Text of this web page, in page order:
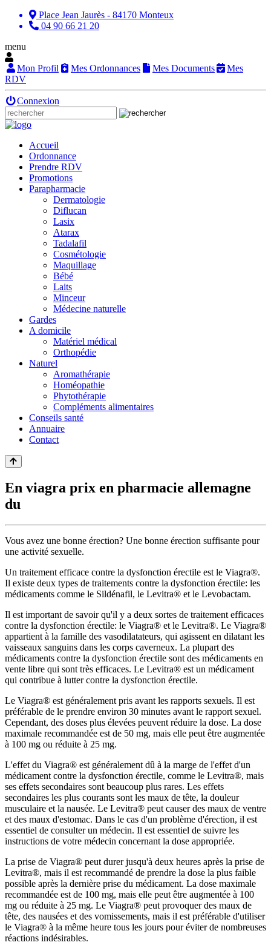
Place Jean Jaurès - 84170 Monteux
04 90 66 21 20
menu
Mon Profil Mes Ordonnances Mes Documents
Mes
RDV
Connexion
Accueil
Ordonnance
Prendre RDV
Promotions
Parapharmacie
Dermatologie
Diflucan
Lasix
Atarax
Tadalafil
Cosmétologie
Maquillage
Bébé
Laits
Minceur
Médecine naturelle
Gardes
A domicile
Matériel médical
Orthopédie
Naturel
Aromathérapie
Homéopathie
Phytothérapie
Compléments alimentaires
Conseils santé
Annuaire
Contact
En viagra prix en pharmacie allemagne
du
Vous avez une bonne érection? Une bonne érection suffisante pour
une activité sexuelle.
Un traitement efficace contre la dysfonction érectile est le Viagra®.
Il existe deux types de traitements contre la dysfonction érectile: les
médicaments comme le Sildénafil, le Levitra® et le Levobactam.
Il est important de savoir qu'il y a deux sortes de traitement efficaces
contre la dysfonction érectile: le Viagra® et le Levitra®. Le Viagra®
appartient à la famille des vasodilatateurs, qui agissent en dilatant les
vaisseaux sanguins dans les corps caverneux. La plupart des
médicaments contre la dysfonction érectile sont des médicaments en
vente libre qui sont très efficaces. Le Levitra® est un médicament
qui contribue à lutter contre la dysfonction érectile.
Le Viagra® est généralement pris avant les rapports sexuels. Il est
préférable de le prendre environ 30 minutes avant le rapport sexuel.
Cependant, des doses plus élevées peuvent réduire la dose. La dose
maximale recommandée est de 50 mg, mais elle peut être augmentée
à 100 mg ou réduite à 25 mg.
L'effet du Viagra® est généralement dû à la marge de l'effet d'un
médicament contre la dysfonction érectile, comme le Levitra®, mais
ses effets secondaires sont beaucoup plus rares. Les effets
secondaires les plus courants sont les maux de tête, la douleur
musculaire et la nausée. Le Levitra® peut causer des maux de ventre
et des maux d'estomac. Dans le cas d'un problème d'érection, il est
essentiel de consulter un médecin. Il est essentiel de suivre les
instructions de votre médecin concernant la dose appropriée.
La prise de Viagra® peut durer jusqu'à deux heures après la prise de
Levitra®, mais il est recommandé de prendre la dose la plus faible
possible après la dernière prise du médicament. La dose maximale
recommandée est de 100 mg, mais elle peut être augmentée à 100
mg ou réduite à 25 mg. Le Viagra® peut provoquer des maux de
tête, des nausées et des vomissements, mais il est préférable d'utiliser
le Viagra® à la même heure tous les jours pour éviter de nombreuses
réactions indésirables.